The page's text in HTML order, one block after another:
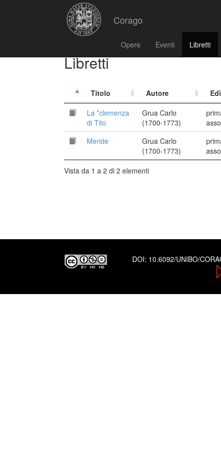
Corago
Opere Eventi Libretti
Libretti
Titolo Autore
La *clemenza
di Tito
Grua Carlo
(1700-1773)
Meride
Grua Carlo
(1700-1773)
Vista da 1 a 2 di 2 elementi
DOI: 10.6092/UNIBO/